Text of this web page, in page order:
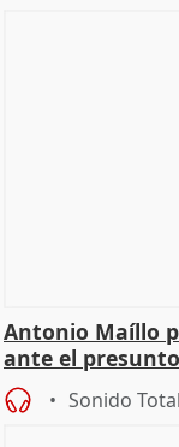
Antonio Maíllo
ante el presunto
Sonido